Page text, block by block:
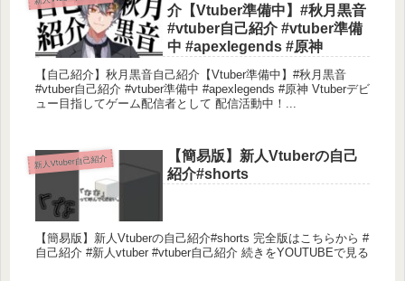
介【Vtuber準備中】#秋月黒音
#vtuber自己紹介 #vtuber準備
中 #apexlegends #原神
【自己紹介】秋月黒音自己紹介【Vtuber準備中】#秋月黒音
#vtuber自己紹介 #vtuber準備中 #apexlegends #原神 Vtuberデビ
ュー目指してゲーム配信者として 配信活動中！...
新人Vtuber自己紹介
【簡易版】新人Vtuberの自己
紹介#shorts
【簡易版】新人Vtuberの自己紹介#shorts 完全版はこちらから #
自己紹介 #新人vtuber #vtuber自己紹介 続きをYOUTUBEで見る